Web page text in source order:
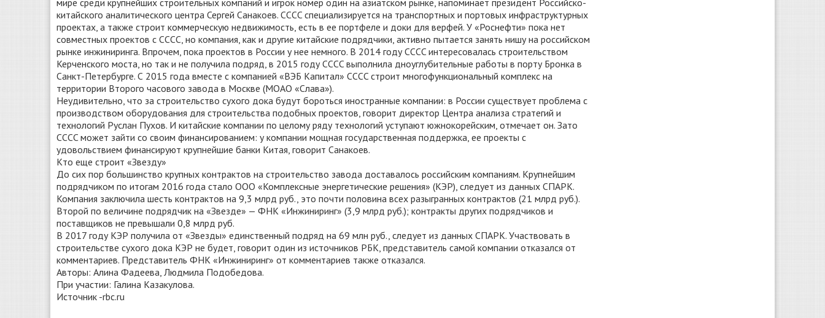
мире среди крупнейших строительных компаний и игрок номер один на азиатском рынке, напоминает президент Российско-
китайского аналитического центра Сергей Санакоев. CCCC специализируется на транспортных и портовых инфраструктурных
проектах, а также строит коммерческую недвижимость, есть в ее портфеле и доки для верфей. У «Роснефти» пока нет
совместных проектов с CCCC, но компания, как и другие китайские подрядчики, активно пытается занять нишу на российском
рынке инжиниринга. Впрочем, пока проектов в России у нее немного. В 2014 году CCCC интересовалась строительством
Керченского моста, но так и не получила подряд, в 2015 году CCCC выполнила дноуглубительные работы в порту Бронка в
Санкт-Петербурге. С 2015 года вместе с компанией «ВЭБ Капитал» CCCC строит многофункциональный комплекс на
территории Второго часового завода в Москве (МОАО «Слава»).
Неудивительно, что за строительство сухого дока будут бороться иностранные компании: в России существует проблема с
производством оборудования для строительства подобных проектов, говорит директор Центра анализа стратегий и
технологий Руслан Пухов. И китайские компании по целому ряду технологий уступают южнокорейским, отмечает он. Зато
CCCC может зайти со своим финансированием: у компании мощная государственная поддержка, ее проекты с
удовольствием финансируют крупнейшие банки Китая, говорит Санакоев.
Кто еще строит «Звезду»
До сих пор большинство крупных контрактов на строительство завода доставалось российским компаниям. Крупнейшим
подрядчиком по итогам 2016 года стало ООО «Комплексные энергетические решения» (КЭР), следует из данных СПАРК.
Компания заключила шесть контрактов на 9,3 млрд руб., это почти половина всех разыгранных контрактов (21 млрд руб.).
Второй по величине подрядчик на «Звезде» — ФНК «Инжиниринг» (3,9 млрд руб.); контракты других подрядчиков и
поставщиков не превышали 0,8 млрд руб.
В 2017 году КЭР получила от «Звезды» единственный подряд на 69 млн руб., следует из данных СПАРК. Участвовать в
строительстве сухого дока КЭР не будет, говорит один из источников РБК, представитель самой компании отказался от
комментариев. Представитель ФНК «Инжиниринг» от комментариев также отказался.
Авторы: Алина Фадеева, Людмила Подобедова.
При участии: Галина Казакулова.
Источник -rbc.ru